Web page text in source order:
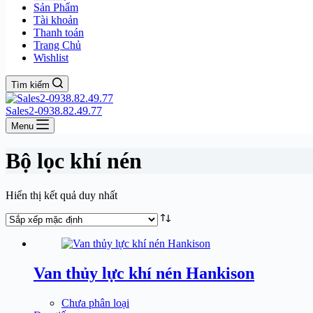
Sản Phẩm
Tài khoản
Thanh toán
Trang Chủ
Wishlist
Tìm kiếm
Sales2-0938.82.49.77
Menu
Bộ lọc khí nén
Hiển thị kết quả duy nhất
Van thủy lực khí nén Hankison
Chưa phân loại